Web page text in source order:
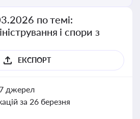
по темі:
і спори з
ЕКСПОРТ
джерел
за 26 березня